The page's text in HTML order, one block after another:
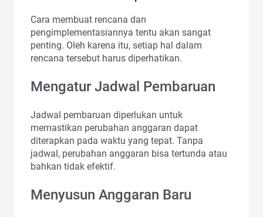
Cara membuat rencana dan
pengimplementasiannya tentu akan sangat
penting. Oleh karena itu, setiap hal dalam
rencana tersebut harus diperhatikan.
Mengatur Jadwal Pembaruan
Jadwal pembaruan diperlukan untuk
memastikan perubahan anggaran dapat
diterapkan pada waktu yang tepat. Tanpa
jadwal, perubahan anggaran bisa tertunda atau
bahkan tidak efektif.
Menyusun Anggaran Baru